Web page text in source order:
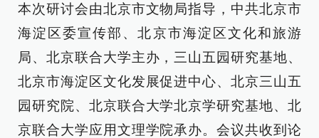
本次研讨会由北京市文物局指导，中共北京市
海淀区委宣传部、北京市海淀区文化和旅游
局、北京联合大学主办，三山五园研究基地、
北京市海淀区文化发展促进中心、北京三山五
园研究院、北京联合大学北京学研究基地、北
京联合大学应用文理学院承办。会议共收到论